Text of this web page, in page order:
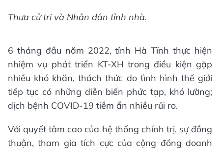
Thưa cử tri và Nhân dân tỉnh nhà.
6 tháng đầu năm 2022, tỉnh Hà Tĩnh thực hiện
nhiệm vụ phát triển KT-XH trong điều kiện gặp
nhiều khó khăn, thách thức do tình hình thế giới
tiếp tục có những diễn biến phức tạp, khó lường;
dịch bệnh COVID-19 tiềm ẩn nhiều rủi ro.
Với quyết tâm cao của hệ thống chính trị, sự đồng
thuận, tham gia tích cực của cộng đồng doanh